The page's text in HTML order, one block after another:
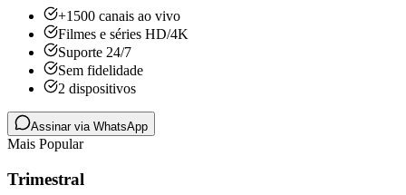
+1500 canais ao vivo
Filmes e séries HD/4K
Suporte 24/7
Sem fidelidade
2 dispositivos
Assinar via WhatsApp
Mais Popular
Trimestral